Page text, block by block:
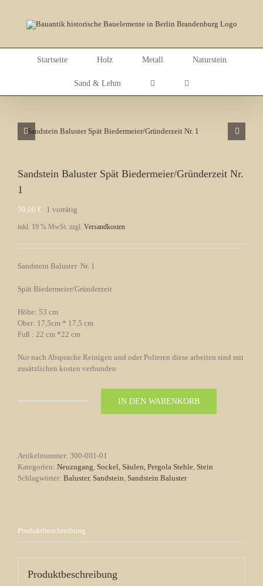
Startseite Holz Metall Naturstein
Sand & Lehm
Sandstein Baluster Spät Biedermeier/Gründerzeit Nr.
1
59,00 € 1 vorrätig
inkl. 19 % MwSt. zzgl. Versandkosten
Sandstein Baluster Nr. 1
Spät Biedermeier/Gründerzeit
Höhe: 53 cm
Ober: 17,5cm * 17,5 cm
Fuß : 22 cm *22 cm
Nur nach Absprache Reinigen und oder Polieren diese arbeiten sind mit
zusätzlichen kosten verbunden
IN DEN WARENKORB
Artikelnummer: 300-001-01
Kategorien: Neuzugang Sockel, Säulen, Pergola Stehle Stein
Schlagwörter: Baluster, Sandstein Sandstein Baluster
Produktbeschreibung
Produktbeschreibung